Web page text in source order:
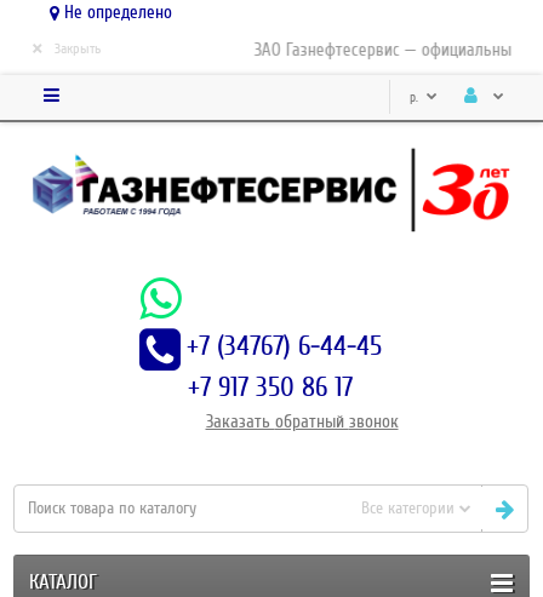
Не определено
ЗАО Газнефтесервис — официальный
× Закрыть
р.
+7 (34767) 6-44-45
+7 917 350 86 17
Заказать обратный звонок
Все категории
КАТАЛОГ